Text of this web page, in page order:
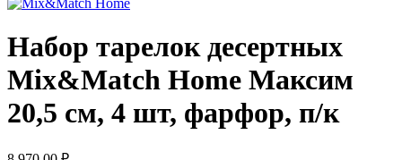
Набор тарелок десертных
Mix&Match Home Максим
20,5 см, 4 шт, фарфор, п/к